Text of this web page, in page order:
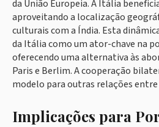
da União Europeia. A Itália
aproveitando a localização
culturais com a Índia. Esta
da Itália como um ator-chave na
oferecendo uma alternativa às
Paris e Berlim. A cooperação
modelo para outras relações entre
Implicações para